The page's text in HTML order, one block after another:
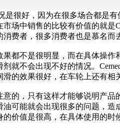
是很好，因为在很多场合都是
场中销售的比较有价值的就是
费者，很多消费者也是慕名而
都不是很明显，而在具体操作
就不会出现不好的情况。
的效果很好，在车轮上还有相
的，只有这样才能够说明产品
可能就会出现很多的问题，造
的价值是很高，在具体使用的